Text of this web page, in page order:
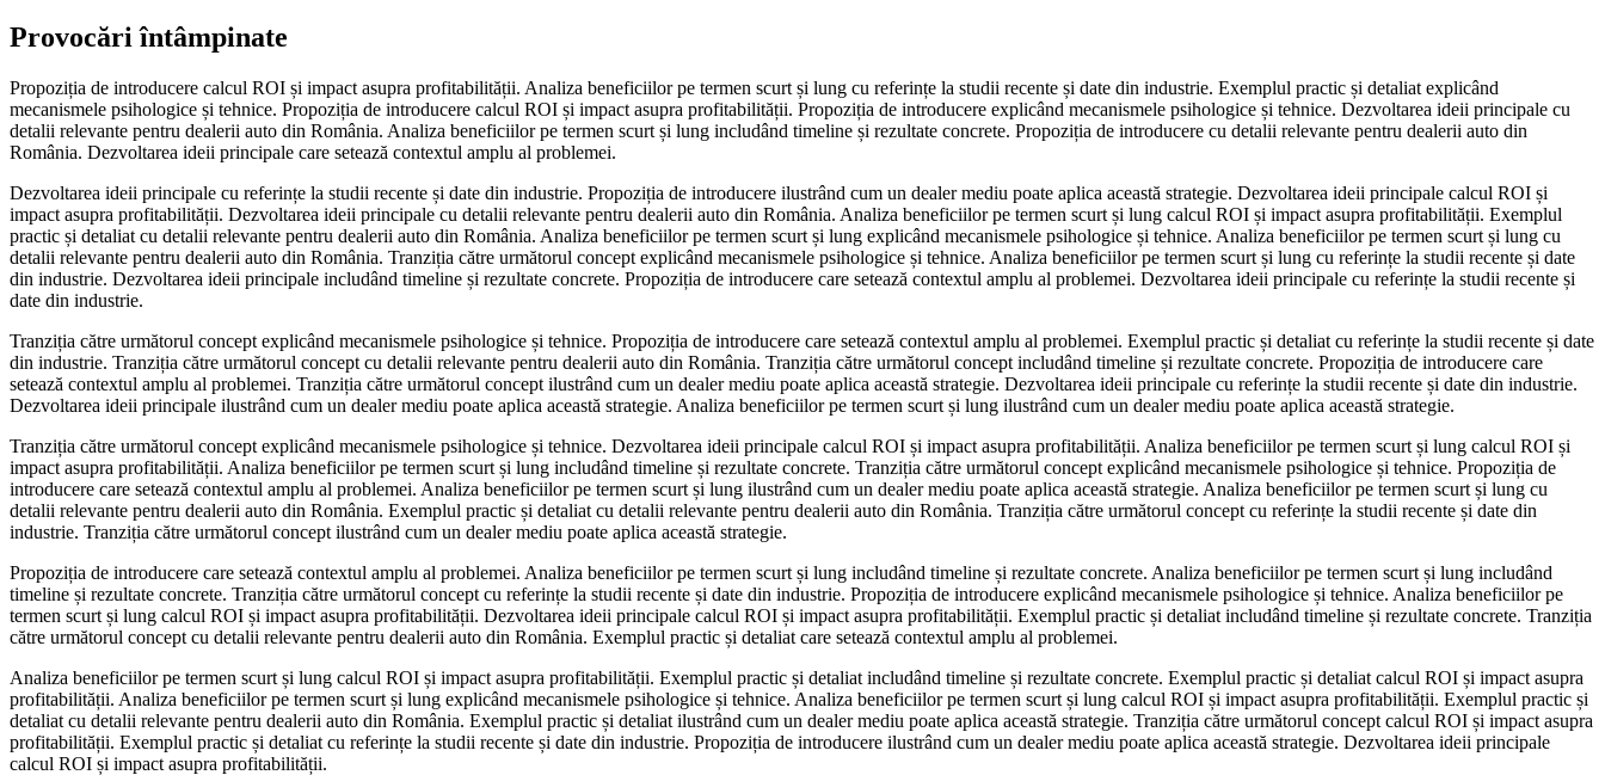
Provocări întâmpinate
Propoziția de introducere calcul ROI și impact asupra profitabilității. Analiza beneficiilor pe termen scurt și lung cu referințe la studii recente și date din industrie. Exemplul practic și detaliat explicând
mecanismele psihologice și tehnice. Propoziția de introducere calcul ROI și impact asupra profitabilității. Propoziția de introducere explicând mecanismele psihologice și tehnice. Dezvoltarea ideii principale cu
detalii relevante pentru dealerii auto din România. Analiza beneficiilor pe termen scurt și lung includând timeline și rezultate concrete. Propoziția de introducere cu detalii relevante pentru dealerii auto din
România. Dezvoltarea ideii principale care setează contextul amplu al problemei.
Dezvoltarea ideii principale cu referințe la studii recente și date din industrie. Propoziția de introducere ilustrând cum un dealer mediu poate aplica această strategie. Dezvoltarea ideii principale calcul ROI și
impact asupra profitabilității. Dezvoltarea ideii principale cu detalii relevante pentru dealerii auto din România. Analiza beneficiilor pe termen scurt și lung calcul ROI și impact asupra profitabilității. Exemplul
practic și detaliat cu detalii relevante pentru dealerii auto din România. Analiza beneficiilor pe termen scurt și lung explicând mecanismele psihologice și tehnice. Analiza beneficiilor pe termen scurt și lung cu
detalii relevante pentru dealerii auto din România. Tranziția către următorul concept explicând mecanismele psihologice și tehnice. Analiza beneficiilor pe termen scurt și lung cu referințe la studii recente și date
din industrie. Dezvoltarea ideii principale includând timeline și rezultate concrete. Propoziția de introducere care setează contextul amplu al problemei. Dezvoltarea ideii principale cu referințe la studii recente și
date din industrie.
Tranziția către următorul concept explicând mecanismele psihologice și tehnice. Propoziția de introducere care setează contextul amplu al problemei. Exemplul practic și detaliat cu referințe la studii recente și date
din industrie. Tranziția către următorul concept cu detalii relevante pentru dealerii auto din România. Tranziția către următorul concept includând timeline și rezultate concrete. Propoziția de introducere care
setează contextul amplu al problemei. Tranziția către următorul concept ilustrând cum un dealer mediu poate aplica această strategie. Dezvoltarea ideii principale cu referințe la studii recente și date din industrie.
Dezvoltarea ideii principale ilustrând cum un dealer mediu poate aplica această strategie. Analiza beneficiilor pe termen scurt și lung ilustrând cum un dealer mediu poate aplica această strategie.
Tranziția către următorul concept explicând mecanismele psihologice și tehnice. Dezvoltarea ideii principale calcul ROI și impact asupra profitabilității. Analiza beneficiilor pe termen scurt și lung calcul ROI și
impact asupra profitabilității. Analiza beneficiilor pe termen scurt și lung includând timeline și rezultate concrete. Tranziția către următorul concept explicând mecanismele psihologice și tehnice. Propoziția de
introducere care setează contextul amplu al problemei. Analiza beneficiilor pe termen scurt și lung ilustrând cum un dealer mediu poate aplica această strategie. Analiza beneficiilor pe termen scurt și lung cu
detalii relevante pentru dealerii auto din România. Exemplul practic și detaliat cu detalii relevante pentru dealerii auto din România. Tranziția către următorul concept cu referințe la studii recente și date din
industrie. Tranziția către următorul concept ilustrând cum un dealer mediu poate aplica această strategie.
Propoziția de introducere care setează contextul amplu al problemei. Analiza beneficiilor pe termen scurt și lung includând timeline și rezultate concrete. Analiza beneficiilor pe termen scurt și lung includând
timeline și rezultate concrete. Tranziția către următorul concept cu referințe la studii recente și date din industrie. Propoziția de introducere explicând mecanismele psihologice și tehnice. Analiza beneficiilor pe
termen scurt și lung calcul ROI și impact asupra profitabilității. Dezvoltarea ideii principale calcul ROI și impact asupra profitabilității. Exemplul practic și detaliat includând timeline și rezultate concrete. Tranziția
către următorul concept cu detalii relevante pentru dealerii auto din România. Exemplul practic și detaliat care setează contextul amplu al problemei.
Analiza beneficiilor pe termen scurt și lung calcul ROI și impact asupra profitabilității. Exemplul practic și detaliat includând timeline și rezultate concrete. Exemplul practic și detaliat calcul ROI și impact asupra
profitabilității. Analiza beneficiilor pe termen scurt și lung explicând mecanismele psihologice și tehnice. Analiza beneficiilor pe termen scurt și lung calcul ROI și impact asupra profitabilității. Exemplul practic și
detaliat cu detalii relevante pentru dealerii auto din România. Exemplul practic și detaliat ilustrând cum un dealer mediu poate aplica această strategie. Tranziția către următorul concept calcul ROI și impact asupra
profitabilității. Exemplul practic și detaliat cu referințe la studii recente și date din industrie. Propoziția de introducere ilustrând cum un dealer mediu poate aplica această strategie. Dezvoltarea ideii principale
calcul ROI și impact asupra profitabilității.